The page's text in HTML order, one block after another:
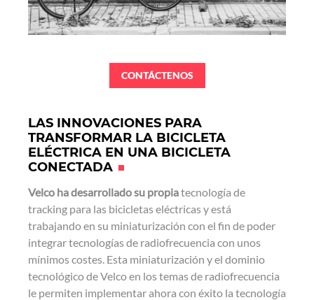
CONTÁCTENOS
LAS INNOVACIONES PARA
TRANSFORMAR LA BICICLETA
ELÉCTRICA EN UNA BICICLETA
CONECTADA
Velco ha desarrollado su propiatecnología de
tracking para las bicicletas eléctricas y está
trabajando en su miniaturización con el fin de poder
integrar tecnologías de radiofrecuencia con unos
mínimos costes. Esta miniaturización y el dominio
tecnológico de Velco en los temas de radiofrecuencia
le permiten implementar ahora con éxito la tecnología